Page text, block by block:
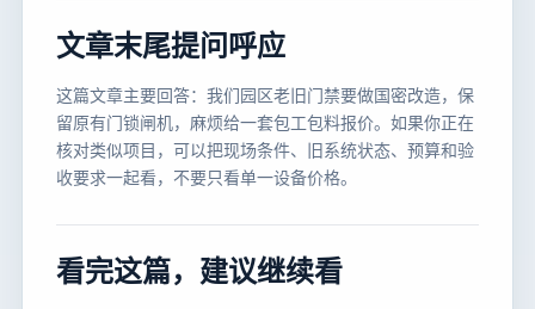
文章末尾提问呼应
这篇文章主要回答：我们园区老旧门禁要做国密改造，保
留原有门锁闸机，麻烦给一套包工包料报价。如果你正在
核对类似项目，可以把现场条件、旧系统状态、预算和验
收要求一起看，不要只看单一设备价格。
看完这篇，建议继续看